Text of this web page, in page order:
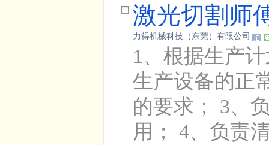
激光切割师
力得机械科技（东莞）有限公司
1、根据生产
生产设备的正
的要求； 3、
用； 4、负责